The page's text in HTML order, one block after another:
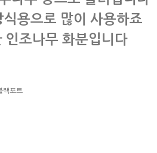
용으로 많이 사용하죠
조나무 화분입니다